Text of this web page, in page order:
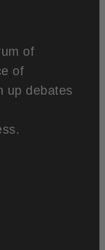
of
of
up debates